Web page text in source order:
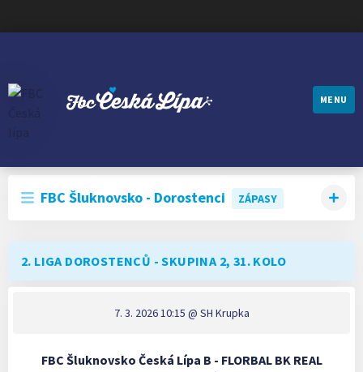
FBC ČESKÁ LÍPA
MENU
FBC Šluknovsko - Dorostenci ZÁPASY
2. LIGA DOROSTENCŮ - SKUPINA 2, 31. KOLO
7. 3. 2026 10:15 @ SH Krupka
FBC Šluknovsko Česká Lípa B - FLORBAL BK REAL